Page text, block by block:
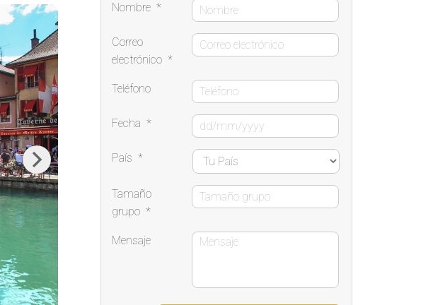
Next
Nombre *
Correo
electrónico *
Teléfono
Fecha *
País *
Tamaño
grupo *
Mensaje